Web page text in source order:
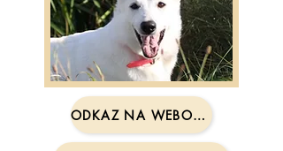
ODKAZ NA WEBOVÉ STRÁNKY OTCE